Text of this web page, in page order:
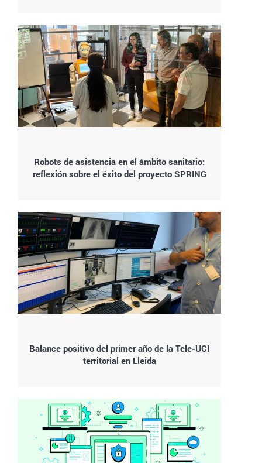
Robots de asistencia en el ámbito sanitario:
reflexión sobre el éxito del proyecto SPRING
Balance positivo del primer año de la Tele-UCI
territorial en Lleida